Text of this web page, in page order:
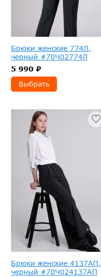
Брюки женские 774Л,
черный #70Ч02774Л
5 990 ₽
Выбрать
Брюки женские 4137АП,
черный #70Ч024137АП